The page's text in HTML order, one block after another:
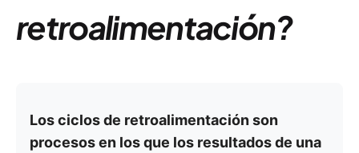
retroalimentación?
Los ciclos de retroalimentación son
procesos en los que los resultados de una